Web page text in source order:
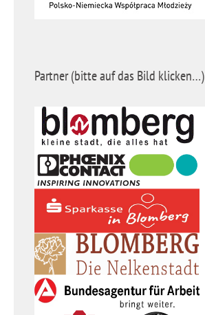
Partner (bitte auf das Bild klicken…)